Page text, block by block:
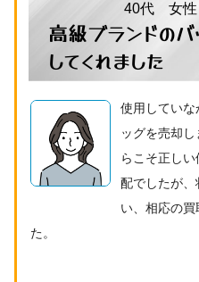
40代 女性
高級ブランドの
してくれました
使用してい
ッグを売却
らこそ正し
配でしたが、
い、相応の
た。